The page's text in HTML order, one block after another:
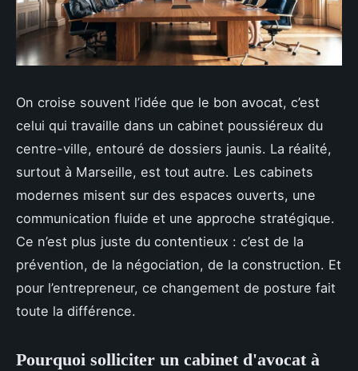
On croise souvent l’idée que le bon avocat, c’est
celui qui travaille dans un cabinet poussiéreux du
centre-ville, entouré de dossiers jaunis. La réalité,
surtout à Marseille, est tout autre. Les cabinets
modernes misent sur des espaces ouverts, une
communication fluide et une approche stratégique.
Ce n’est plus juste du contentieux : c’est de la
prévention, de la négociation, de la construction. Et
pour l’entrepreneur, ce changement de posture fait
toute la différence.
Pourquoi solliciter un cabinet d'avocat à